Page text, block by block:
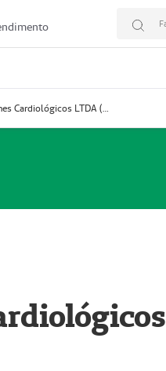
Prestador Decordis Exames Cardiológicos LTDA (51004346-0)